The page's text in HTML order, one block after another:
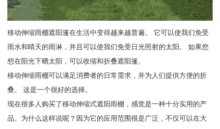
移动伸缩雨棚遮阳篷在生活中变得越来越普遍。 它可以使我们免受
雨水和晴天的雨淋，并且可以使我们免受日光照射的太阳。 如果您
想在阳光下晒太阳，可以收缩和折叠遮阳篷。
移动伸缩雨棚可以满足消费者的日常需求，并为人们提供方便的折
叠。 这是一个很好的选择。
现在很多人购买了移动伸缩式遮阳雨棚，感觉是一种十分实用的产
品。为什么这样说呢？因为它的应用范围很是广泛，不仅可以在大